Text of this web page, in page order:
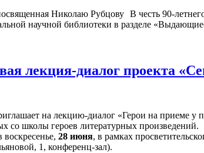
В честь 90-
научной библиотеки в разделе
лекция-диалог проекта
на лекцию-диалог «Герои на приеме
со школы героев литературных произведений.
28 июня, в рамках
1, конференц-зал).